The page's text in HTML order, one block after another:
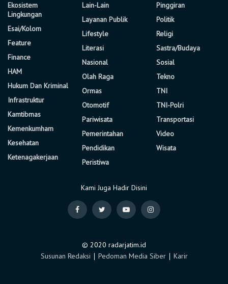
Ekosistem
Lingkungan
Esai/Kolom
Feature
Finance
HAM
Hukum Dan Kriminal
Infrastruktur
Kamtibmas
Kemenkumham
Kesehatan
Ketenagakerjaan
Lain-Lain
Layanan Publik
Lifestyle
Literasi
Nasional
Olah Raga
Ormas
Otomotif
Pariwisata
Pemerintahan
Pendidikan
Peristiwa
Pinggiran
Politik
Religi
Sastra/Budaya
Sosial
Tekno
TNI
TNI-Polri
Transportasi
Video
Wisata
Kami Juga Hadir Disini
© 2020 radarjatim.id
Susunan Redaksi ∣ Pedoman Media Siber∣ Karir